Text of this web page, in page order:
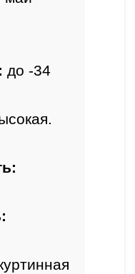
до -34